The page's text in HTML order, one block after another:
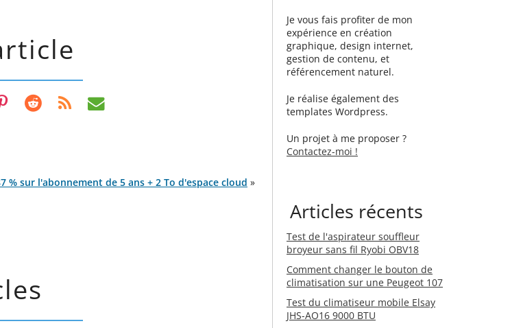
% sur l'abonnement de 5 ans + 2 To d'espace cloud »
Je vous fais profiter de mon
expérience en création
graphique, design internet,
gestion de contenu, et
référencement naturel.
Je réalise également des
templates Wordpress.
Un projet à me proposer ?
Contactez-moi !
Articles récents
Test de l'aspirateur souffleur
broyeur sans fil Ryobi OBV18
Comment changer le bouton de
climatisation sur une Peugeot 107
Test du climatiseur mobile Elsay
JHS-AO16 9000 BTU